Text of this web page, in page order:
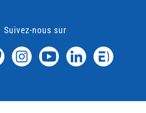
Suivez-nous sur